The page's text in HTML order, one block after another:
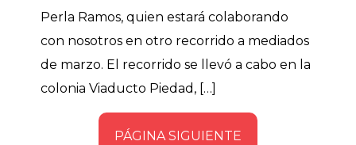
Perla Ramos, quien estará colaborando
con nosotros en otro recorrido a mediados
de marzo. El recorrido se llevó a cabo en la
colonia Viaducto Piedad, […]
PÁGINA SIGUIENTE